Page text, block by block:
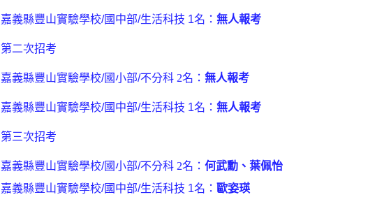
嘉義縣豐山實驗學校/國中部/生活科技 1名：無人報考
第二次招考
嘉義縣豐山實驗學校/國小部/不分科 2名：無人報考
嘉義縣豐山實驗學校/國中部/生活科技 1名：無人報考
第三次招考
嘉義縣豐山實驗學校/國小部/不分科 2名：何武勳、葉佩怡
嘉義縣豐山實驗學校/國中部/生活科技 1名： 歐姿瑛